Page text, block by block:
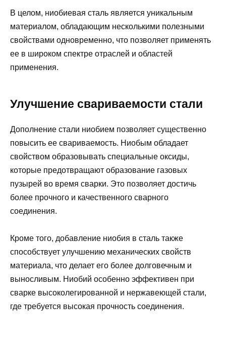
В целом, ниобиевая сталь является уникальным
материалом, обладающим несколькими полезными
свойствами одновременно, что позволяет применять
ее в широком спектре отраслей и областей
применения.
Улучшение свариваемости стали
Дополнение стали ниобием позволяет существенно
повысить ее свариваемость. Ниобым обладает
свойством образовывать специальные оксиды,
которые предотвращают образование газовых
пузырей во время сварки. Это позволяет достичь
более прочного и качественного сварного
соединения.
Кроме того, добавление ниобия в сталь также
способствует улучшению механических свойств
материала, что делает его более долговечным и
выносливым. Ниобий особенно эффективен при
сварке высоколегированной и нержавеющей стали,
где требуется высокая прочность соединения.